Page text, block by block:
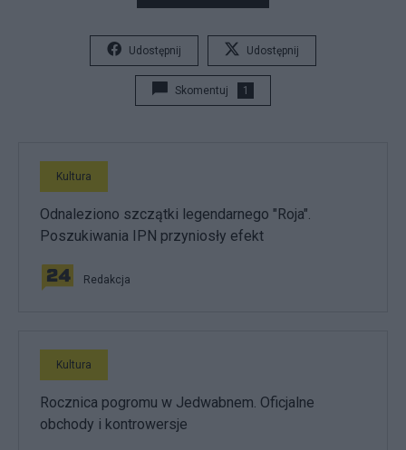
Udostępnij Udostępnij
Skomentuj 1
Kultura
Odnaleziono szczątki legendarnego "Roja".
Poszukiwania IPN przyniosły efekt
Redakcja
Kultura
Rocznica pogromu w Jedwabnem. Oficjalne
obchody i kontrowersje